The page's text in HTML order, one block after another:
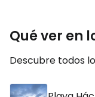
Qué ver en
Descubre todos